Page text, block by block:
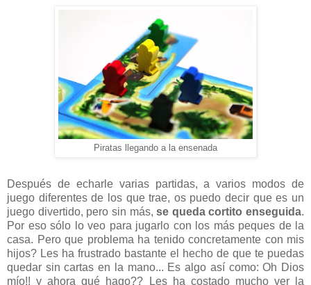
Piratas llegando a la ensenada
Después de echarle varias partidas, a varios modos de
juego diferentes de los que trae, os puedo decir que es un
juego divertido, pero sin más,se queda cortito enseguida.
Por eso sólo lo veo para jugarlo con los más peques de la
casa. Pero que problema ha tenido concretamente con mis
hijos? Les ha frustrado bastante el hecho de que te puedas
quedar sin cartas en la mano... Es algo así como: Oh Dios
mío!! y ahora qué hago?? Les ha costado mucho ver la